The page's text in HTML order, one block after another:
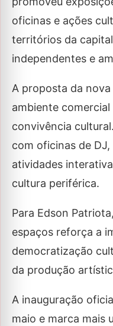
oficinas e ações
territórios da
independentes e
A proposta da
ambiente
convivência
com oficinas de
atividades
cultura periférica.
Para Edson
espaços reforça a
democratização
da produção
A inauguração
maio e marca mais